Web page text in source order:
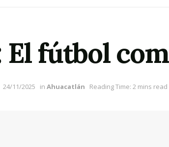
El fútbol
24/11/2025 in Ahuacatlán Reading Time: 2 mins read